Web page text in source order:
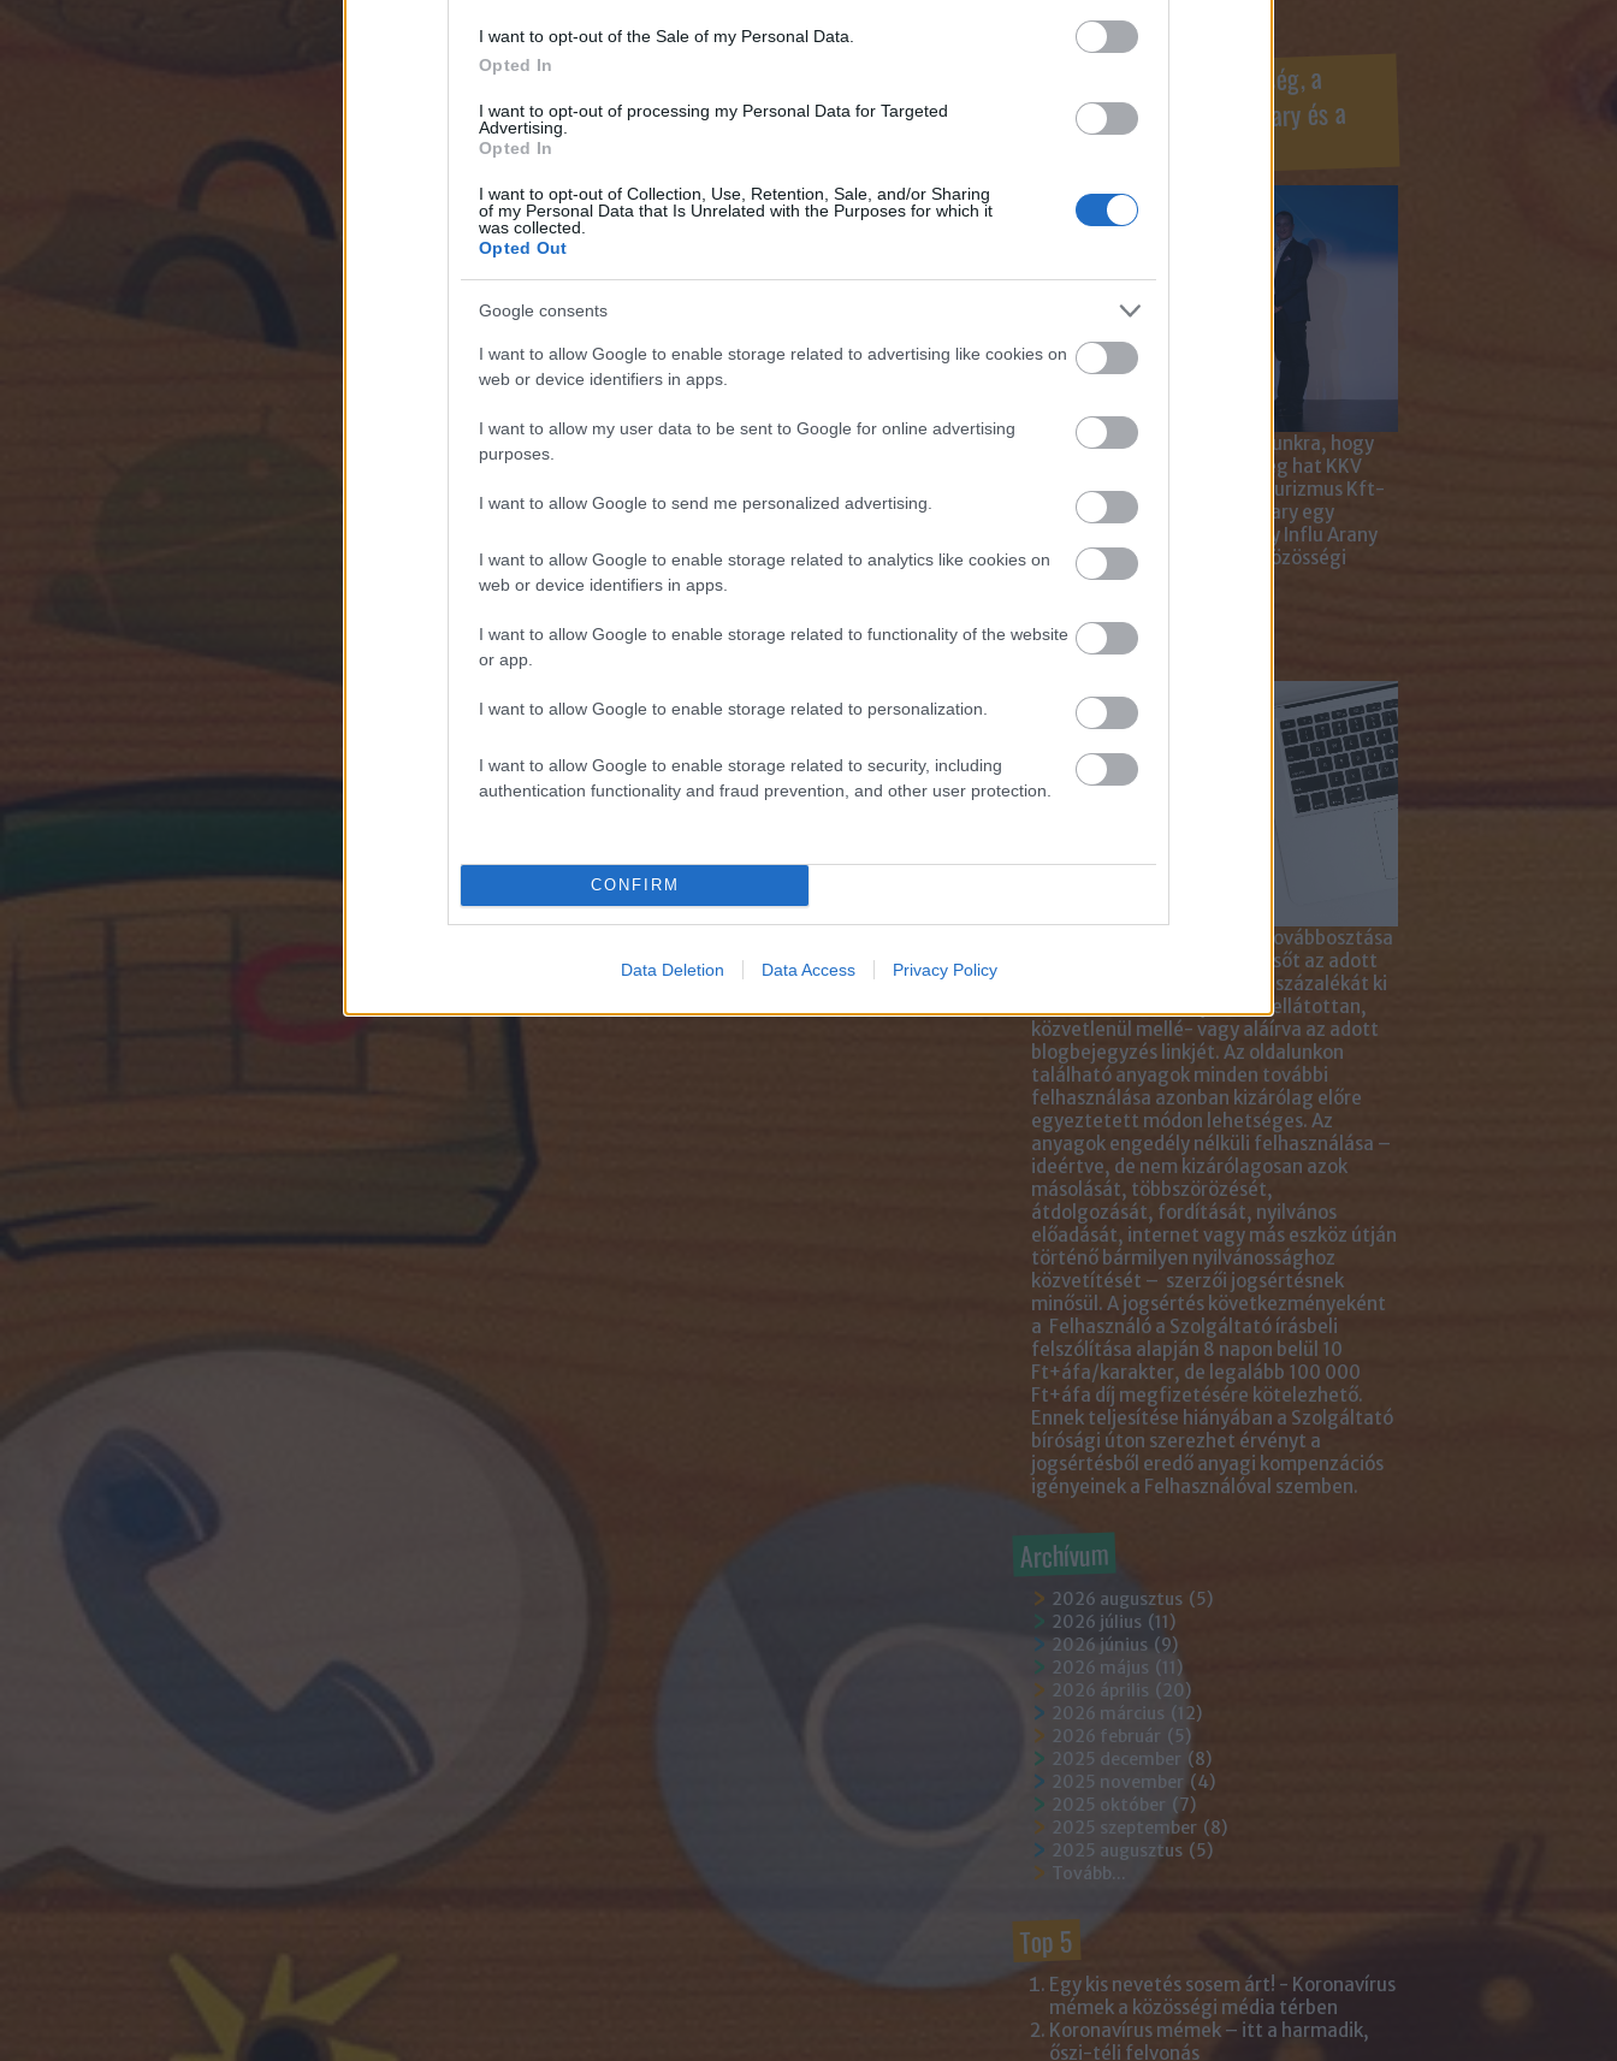
I want to opt-out of the Sale of my Personal Data.
Opted In
I want to opt-out of processing my Personal Data for Targeted
Advertising.
Opted In
I want to opt-out of Collection, Use, Retention, Sale, and/or Sharing
of my Personal Data that Is Unrelated with the Purposes for which it
was collected.
Opted Out
Google consents
I want to allow Google to enable storage related to advertising like cookies on
web or device identifiers in apps.
I want to allow my user data to be sent to Google for online advertising
purposes.
I want to allow Google to send me personalized advertising.
I want to allow Google to enable storage related to analytics like cookies on
web or device identifiers in apps.
I want to allow Google to enable storage related to functionality of the website
or app.
I want to allow Google to enable storage related to personalization.
I want to allow Google to enable storage related to security, including
authentication functionality and fraud prevention, and other user protection.
CONFIRM
Data Deletion Data Access Privacy Policy
Magyar Marketing Szövetség, a
KREATÍV, az Internet Hungary és a
Nagy megtiszteltetés számunkra, hogy
Magyar Marketing Szövetség hat KKV
Marketing Gyémánt Díjjal, Turizmus Kft-
től 5 díjjal, az Internet Hungary egy
fődíjjal, a KREATÍV pedig egy Influ Arany
díjjal tüntette ki cégünket közösségi
média kampányaiért.
Így használd cikkeinket...
Az anyagok linkkel történő továbbosztása
természetesen lehetséges, sőt az adott
blogcikkben lévő tartalom 5 százalékát ki
is másolhatod idézőjelekkel ellátottan,
közvetlenül mellé- vagy aláírva az adott
blogbejegyzés linkjét. Az oldalunkon
található anyagok minden további
felhasználása azonban kizárólag előre
egyeztetett módon lehetséges. Az
anyagok engedély nélküli felhasználása –
ideértve, de nem kizárólagosan azok
másolását, többszörözését,
átdolgozását, fordítását, nyilvános
előadását, internet vagy más eszköz útján
történő bármilyen nyilvánossághoz
közvetítését – szerzői jogsértésnek
minősül. A jogsértés következményeként
a Felhasználó a Szolgáltató írásbeli
felszólítása alapján 8 napon belül 10
Ft+áfa/karakter, de legalább 100 000
Ft+áfa díj megfizetésére kötelezhető.
Ennek teljesítése hiányában a Szolgáltató
bírósági úton szerezhet érvényt a
jogsértésből eredő anyagi kompenzációs
igényeinek a Felhasználóval szemben.
Archívum
2026 augusztus (5)
2026 július (11)
2026 június (9)
2026 május (11 )
2026 április (20)
2026 március (12)
2026 február (5)
2025 december (8)
2025 november (4)
2025 október (7)
2025 szeptember (8)
2025 augusztus (5)
Tovább...
Top 5
Egy kis nevetés sosem árt! - Koronavírus
mémek a közösségi média térben
Koronavírus mémek – itt a harmadik,
őszi-téli felvonás